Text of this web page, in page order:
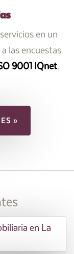
en un
las encuestas
9001 IQnet.
»
en La